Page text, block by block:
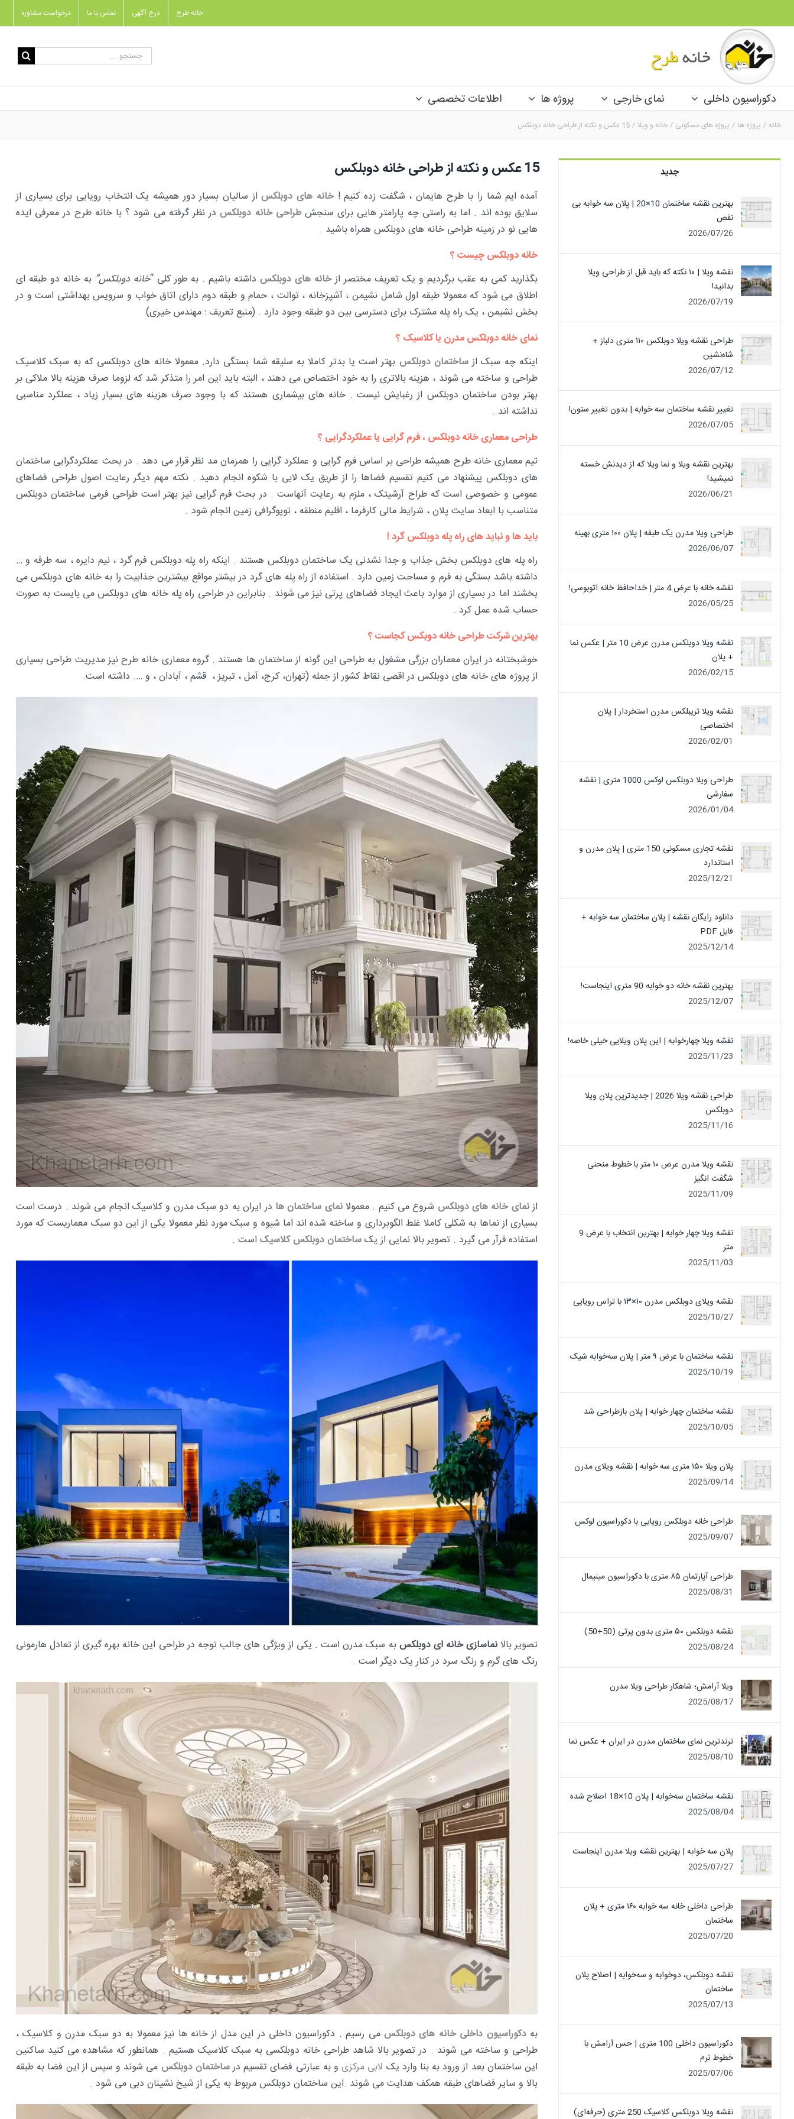
to
content
خانه طرح درج آگهی تماس با ما درخواست مشاوره
جستجو
دکوراسیون داخلی نمای خارجی پروژه ها اطلاعات تخصصی
خانه پروژه ها پروژه های مسکونی خانه و ویلا 15 عکس و نکته از طراحی خانه دوبلکس
15 عکس و نکته از طراحی خانه دوبلکس
آمده ایم شما را با طرح هایمان ، شگفت زده کنیم !خانه های دوبلکساز سالیان بسیار دور همیشه یک انتخاب رویایی برای بسیاری از
سلایق بوده اند . اما به راستی چه پارامتر هایی برای سنجشطراحی خانه دوبلکس در نظر گرفته می شود ؟ با خانه طرح در معرفی ایده
هایی نو در زمینه طراحی خانه های دوبلکس همراه باشید .
خانه دوبلکس چیست ؟
بگذارید کمی به عقب برگردیم و یک تعریف مختصر ازخانه های دوبلکس داشته باشیم . به طور کلی “خانه دوبلکس” به خانه دو طبقه ای
اطلاق می شود که معمولا طبقه اول شامل نشیمن ، آشپزخانه ، توالت ، حمام و طبقه دوم دارای اتاق خواب و سرویس بهداشتی است و در
بخش نشیمن ، یک راه پله مشترک برای دسترسی بین دو طبقه وجود دارد . (منبع تعریف : مهندس خیری)
نمای خانه دوبلکس مدرن یا کلاسیک ؟
اینکه چه سبک ازساختمان دوبلکس بهتر است یا بدتر کاملا به سلیقه شما بستگی دارد. معمولا خانه های دوبلکسی که به سبک کلاسیک
طراحی و ساخته می شوند ، هزینه بالاتری را به خود اختصاص می دهند ، البته باید این امر را متذکر شد که لزوما صرف هزینه بالا ملاکی بر
بهتر بودن ساختمان دوبلکس از رغبایش نیست . خانه های بیشماری هستند که با وجود صرف هزینه های بسیار زیاد ، عملکرد مناسبی
نداشته اند .
طراحی معماری خانه دوبلکس ، فرم گرایی یا عملکردگرایی ؟
تیم معماری خانه طرح همیشه طراحی بر اساس فرم گرایی و عملکرد گرایی را همزمان مد نظر قرار می دهد . در بحث عملکردگرایی ساختمان
های دوبلکس پیشنهاد می کنیم تقسیم فضاها را از طریق یک لابی با شکوه انجام دهید . نکته مهم دیگر رعایت اصول طراحی فضاهای
عمومی و خصوصی است که طراح آرشیتک ، ملزم به رعایت آنهاست . در بحث فرم گرایی نیز بهتر است طراحی فرمی ساختمان دوبلکس
متناسب با ابعاد سایت پلان ، شرایط مالی کارفرما ، اقلیم منطقه ، توپوگرافی زمین انجام شود .
باید ها و نباید های راه پله دوبلکس گرد !
راه پله های دوبلکس بخش جذاب و جدا نشدنی یک ساختمان دوبلکس هستند . اینکه راه پله دوبلکس فرم گرد ، نیم دایره ، سه طرفه و …
داشته باشد بستگی به فرم و مساحت زمین دارد . استفاده از راه پله های گرد در بیشتر مواقع بیشترین جذابیت را به خانه های دوبلکس می
بخشند اما در بسیاری از موارد باعث ایجاد فضاهای پرتی نیز می شوند . بنابراین در طراحی راه پله خانه های دوبلکس می بایست به صورت
حساب شده عمل کرد .
بهترین شرکت طراحی خانه دوبکس کجاست ؟
خوشبختانه در ایران معماران بزرگی مشغول به طراحی این گونه از ساختمان ها هستند . گروه معماری خانه طرح نیز مدیریت طراحی بسیاری
از پروژه های خانه های دوبلکس در اقصی نقاط کشور از جمله (تهران، کرج، آمل ، تبریز ، قشم ، آبادان ، و …. داشته است.
ازنمای خانه های دوبلکس شروع می کنیم . معمولانمای ساختمان ها در ایران به دو سبک مدرن و کلاسیک انجام می شوند . درست است
بسیاری از نماها به شکلی کاملا غلط الگوبرداری و ساخته شده اند اما شیوه و سبک مورد نظر معمولا یکی از این دو سبک معماریست که مورد
استفاده قرآر می گیرد . تصویر بالا نمایی از یکساختمان دوبلکس کلاسیک است .
تصویر بالانماسازیخانه ای دوبلکسبه سبک مدرن است . یکی از ویژگی های جالب توجه در طراحی این خانه بهره گیری از تعادل هارمونی
رنگ های گرم و رنگ سرد در کنار یک دیگر است .
به دکوراسیون داخلی خانه های دوبلکس می رسیم . دکوراسیون داخلی در این مدل از خانه ها نیز معمولا به دو سبک مدرن و کلاسیک ،
طراحی و ساخته می شوند . در تصویر بالا شاهد طراحی خانه دوبلکسی به سبک کلاسیک هستیم . همانطور که مشاهده می کنید ساکنین
این ساختمان بعد از ورود به بنا وارد یک لابی مرکزیو به عبارتی فضای تقسیم درساختمان دوبلکس می شوند و سپس از این فضا به طبقه
بالا و سایر فضاهای طبقه همکف هدایت می شوند .این ساختمان دوبلکس مربوط به یکی از شیخ نشینان دبی می شود .
جدید
بهترین نقشه ساختمان 10×20 | پلان سه خوابه بی
نقص
2026/07/26
نقشه ویلا | ۱۰ نکته که باید قبل از طراحی ویلا
بدانید!
2026/07/19
طراحی نقشه ویلا دوبلکس ۱۱۰ متری دلباز +
شاه‌نشین
2026/07/12
تغییر نقشه ساختمان سه خوابه | بدون تغییر ستون!
2026/07/05
بهترین نقشه ویلا و نما ویلا که از دیدنش خسته
نمیشید!
2026/06/21
طراحی ویلا مدرن یک‌ طبقه | پلان ۱۰۰ متری بهینه
2026/06/07
نقشه خانه با عرض 4 متر | خداحافظ خانه‌ اتوبوسی!
2026/05/25
نقشه ویلا دوبلکس مدرن عرض 10 متر | عکس نما
+ پلان
2026/02/15
نقشه ویلا تریبلکس مدرن استخردار | پلان
اختصاصی
2026/02/01
طراحی ویلا دوبلکس لوکس 1000 متری | نقشه
سفارشی
2026/01/04
نقشه تجاری مسکونی 150 متری | پلان مدرن و
استاندارد
2025/12/21
دانلود رایگان نقشه | پلان ساختمان سه خوابه +
فایل PDF
2025/12/14
بهترین نقشه خانه دو خوابه 90 متری اینجاست!
2025/12/07
نقشه ویلا چهارخوابه | این پلان ویلایی خیلی خاصه!
2025/11/23
طراحی نقشه ویلا 2026 | جدیدترین پلان ویلا
دوبلکس
2025/11/16
نقشه ویلا مدرن عرض ۱۰ متر با خطوط منحنی
شگفت انگیز
2025/11/09
نقشه ویلا چهار خوابه | بهترین انتخاب با عرض 9
متر
2025/11/03
نقشه ویلای دوبلکس مدرن ۱۰×۱۳ با تراس رویایی
2025/10/27
نقشه ساختمان با عرض ۹ متر | پلان سه‌خوابه شیک
2025/10/19
نقشه ساختمان چهار خوابه | پلان بازطراحی شد
2025/10/05
پلان ویلا ۱۵۰ متری سه خوابه | نقشه ویلای مدرن
2025/09/14
طراحی خانه دوبلکس رویایی با دکوراسیون لوکس
2025/09/07
طراحی آپارتمان ۸۵ متری با دکوراسیون مینیمال
2025/08/31
نقشه دوبلکس ۵۰ متری بدون پرتی (50+50)
2025/08/24
ویلا آرامش؛ شاهکار طراحی ویلا مدرن
2025/08/17
ترندترین نمای ساختمان مدرن در ایران + عکس نما
2025/08/10
نقشه ساختمان سه‌خوابه | پلان 10×18 اصلاح شده
2025/08/04
پلان سه خوابه | بهترین نقشه ویلا مدرن اینجاست
2025/07/27
طراحی داخلی خانه سه خوابه ۱۶۰ متری + پلان
ساختمان
2025/07/20
نقشه دوبلکس، دوخوابه و سه‌خوابه | اصلاح پلان
ساختمان
2025/07/13
دکوراسیون داخلی 100 متری | حس آرامش با
خطوط نرم
2025/07/06
نقشه ویلا دوبلکس کلاسیک 250 متری (حرفه‌ای)